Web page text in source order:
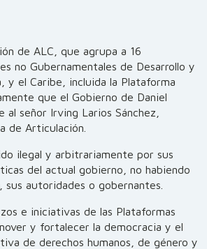
de ALC, que agrupa a 16
no Gubernamentales de Desarrollo y
y el Caribe, incluida la Plataforma
que el Gobierno de Daniel
señor Irving Larios Sánchez,
de Articulación.
ilegal y arbitrariamente por sus
del actual gobierno, no habiendo
autoridades o gobernantes.
e iniciativas de las Plataformas
y fortalecer la democracia y el
de derechos humanos, de género y